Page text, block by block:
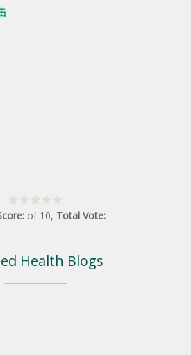
of 10, Total Vote:
Health Blogs